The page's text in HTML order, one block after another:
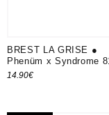
BREST LA GRISE ●
Phenüm x Syndrome
14.90€